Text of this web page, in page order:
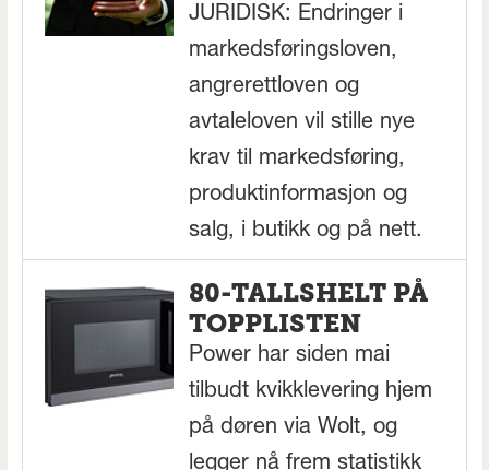
JURIDISK: Endringer i
markedsføringsloven,
angrerettloven og
avtaleloven vil stille nye
krav til markedsføring,
produktinformasjon og
salg, i butikk og på nett.
80-TALLSHELT PÅ
TOPPLISTEN
Power har siden mai
tilbudt kvikklevering hjem
på døren via Wolt, og
legger nå frem statistikk